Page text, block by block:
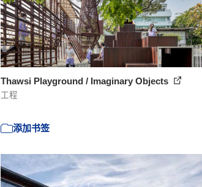
Thawsi Playground / Imaginary Objects
工程
添加书签